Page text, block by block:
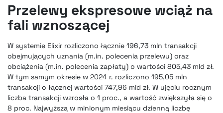
Przelewy ekspresowe wciąż na
fali wznoszącej
W systemie Elixir rozliczono łącznie 196,73 mln transakcji
obejmujących uznania (m.in. polecenia przelewu) oraz
obciążenia (m.in. polecenia zapłaty) o wartości 805,43 mld zł.
W tym samym okresie w 2024 r. rozliczono 195,05 mln
transakcji o łącznej wartości 747,96 mld zł. W ujęciu rocznym
liczba transakcji wzrosła o 1 proc., a wartość zwiększyła się o
8 proc. Najwyższą w minionym miesiącu dzienną liczbę